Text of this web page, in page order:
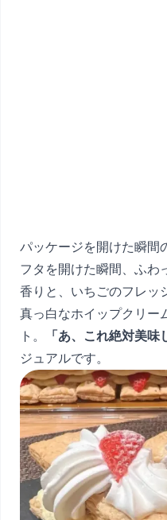
パッケージを開けた瞬間
フタを開けた瞬間、ふわ
香りと、いちごのフレッ
真っ白なホイップクリー
ト。
「あ、これ絶対美味
ジュアルです。